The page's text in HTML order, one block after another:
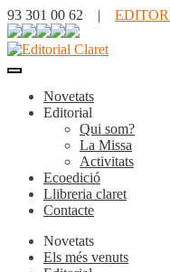
93 301 00 62 |
Novetats
Editorial
Qui som?
La Missa
Activitats
Ecoedició
Llibreria claret
Contacte
Novetats
Els més venuts